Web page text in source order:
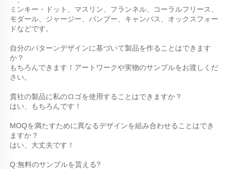
ミンキー・ドット、マスリン、フランネル、コーラルフリース、
モダール、ジャージー、バンブー、キャンバス、オックスフォー
ドなどです。
自分のパターンデザインに基づいて製品を作ることはできます
か？
もちろんできます！アートワークや実物のサンプルをお渡しくだ
さい。
貴社の製品に私のロゴを使用することはできますか？
はい、もちろんです！
MOQを満たすために異なるデザインを組み合わせることはでき
ますか？
はい、大丈夫です！
Q:無料のサンプルを貰える?